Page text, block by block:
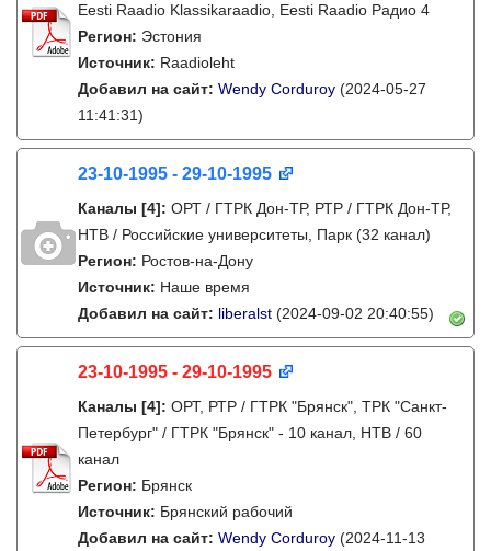
Eesti Raadio Klassikaraadio, Eesti Raadio Радио 4
Регион: Эстония
Источник: Raadioleht
Добавил на сайт: Wendy Corduroy (2024-05-27
11:41:31)
23-10-1995 - 29-10-1995
Каналы [4]: ОРТ / ГТРК Дон-ТР, РТР / ГТРК Дон-ТР,
НТВ / Российские университеты, Парк (32 канал)
Регион: Ростов-на-Дону
Источник: Наше время
Добавил на сайт: liberalst (2024-09-02 20:40:55)
23-10-1995 - 29-10-1995
Каналы [4]: ОРТ, РТР / ГТРК "Брянск", ТРК "Санкт-
Петербург" / ГТРК "Брянск" - 10 канал, НТВ / 60
канал
Регион: Брянск
Источник: Брянский рабочий
Добавил на сайт: Wendy Corduroy (2024-11-13